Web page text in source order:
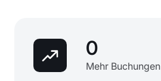
0
Mehr Buchungen